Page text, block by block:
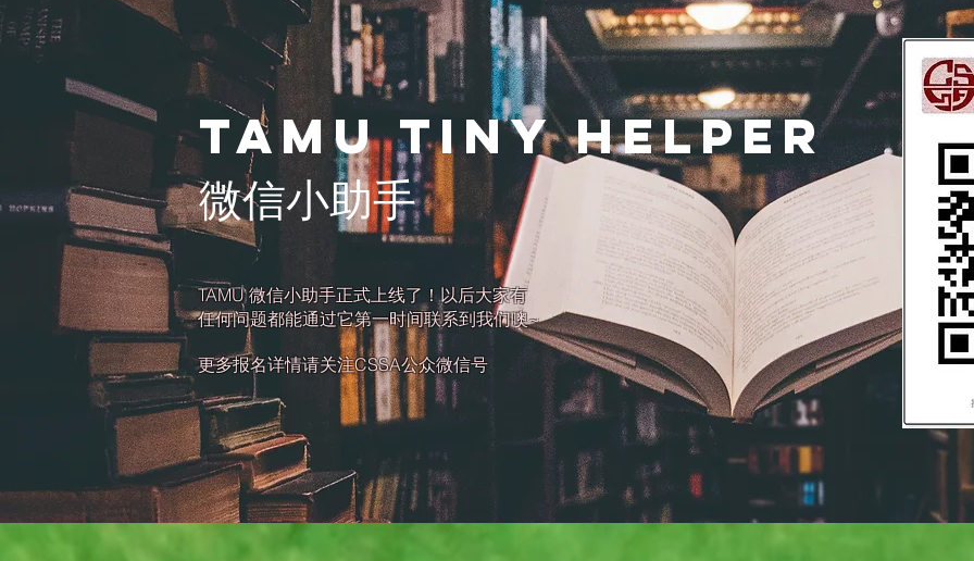
TAMU tiny hELPER
微信小助手
TAMU 微信小助手正式上线了！以后大家有
任何问题都能通过它第一时间联系到我们噢~​
​更多报名详情请关注CSSA公众微信号